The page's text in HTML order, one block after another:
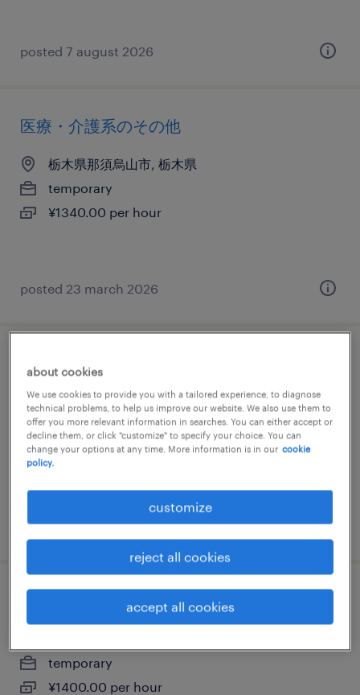
posted 7 august 2026
医療・介護系のその他
栃木県那須烏山市, 栃木県
temporary
¥1340.00 per hour
posted 23 march 2026
メーカー系の受付
栃木県那須烏山市, 栃木県
temporary
¥1400.00 per hour
posted 23 june 2026
化学・素材のフォークリフト
temporary
¥1400.00 per hour
about cookies
We use cookies to provide you with a tailored experience, to diagnose
technical problems, to help us improve our website. We also use them to
offer you more relevant information in searches. You can either accept or
decline them, or click "customize" to specify your choice. You can
change your options at any time. More information is in our cookie
policy.
customize
reject all cookies
accept all cookies